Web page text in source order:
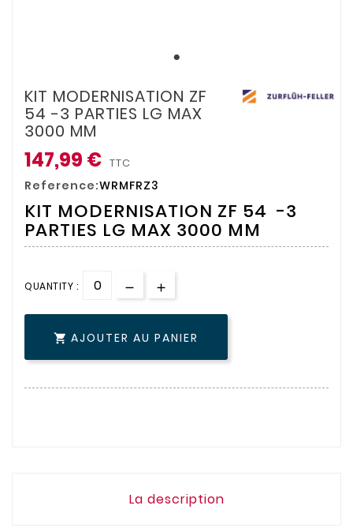
KIT MODERNISATION ZF
54 -3 PARTIES LG MAX
3000 MM
147,99 € TTC
Reference:WRMFRZ3
KIT MODERNISATION ZF 54 -3
PARTIES LG MAX 3000 MM
QUANTITY :
 AJOUTER AU PANIER
La description